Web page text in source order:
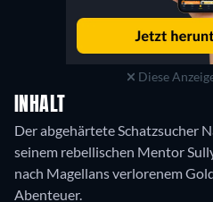
Diese
INHALT
Der abgehärtete Schatzsucher
seinem rebellischen Mentor
nach Magellans verlorenem
Abenteuer.